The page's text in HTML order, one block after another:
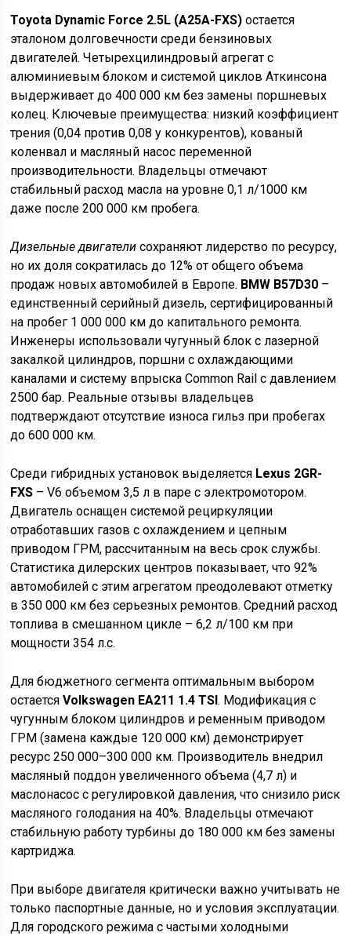
Toyota Dynamic Force 2.5L (A25A-FXS) остается
эталоном долговечности среди бензиновых
двигателей. Четырехцилиндровый агрегат с
алюминиевым блоком и системой циклов Аткинсона
выдерживает до 400 000 км без замены поршневых
колец. Ключевые преимущества: низкий коэффициент
трения (0,04 против 0,08 у конкурентов), кованый
коленвал и масляный насос переменной
производительности. Владельцы отмечают
стабильный расход масла на уровне 0,1 л/1000 км
даже после 200 000 км пробега.
Дизельные двигатели сохраняют лидерство по ресурсу,
но их доля сократилась до 12% от общего объема
продаж новых автомобилей в Европе. BMW B57D30 –
единственный серийный дизель, сертифицированный
на пробег 1 000 000 км до капитального ремонта.
Инженеры использовали чугунный блок с лазерной
закалкой цилиндров, поршни с охлаждающими
каналами и систему впрыска Common Rail с давлением
2500 бар. Реальные отзывы владельцев
подтверждают отсутствие износа гильз при пробегах
до 600 000 км.
Среди гибридных установок выделяется Lexus 2GR-
FXS – V6 объемом 3,5 л в паре с электромотором.
Двигатель оснащен системой рециркуляции
отработавших газов с охлаждением и цепным
приводом ГРМ, рассчитанным на весь срок службы.
Статистика дилерских центров показывает, что 92%
автомобилей с этим агрегатом преодолевают отметку
в 350 000 км без серьезных ремонтов. Средний расход
топлива в смешанном цикле – 6,2 л/100 км при
мощности 354 л.с.
Для бюджетного сегмента оптимальным выбором
остаетсяVolkswagen EA211 1.4 TSI. Модификация с
чугунным блоком цилиндров и ременным приводом
ГРМ (замена каждые 120 000 км) демонстрирует
ресурс 250 000–300 000 км. Производитель внедрил
масляный поддон увеличенного объема (4,7 л) и
маслонасос с регулировкой давления, что снизило риск
масляного голодания на 40%. Владельцы отмечают
стабильную работу турбины до 180 000 км без замены
картриджа.
При выборе двигателя критически важно учитывать не
только паспортные данные, но и условия эксплуатации.
Для городского режима с частыми холодными